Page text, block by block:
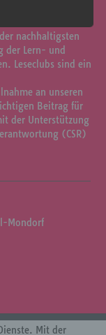
nachhaltigsten
der Lern- und
Leseclubs sind ein
an unseren
Beitrag für
der Unterstützung
(CSR)
Mondorf
Mit der
Person
auf
an
die
(DS-GVO)
sein. Um
verwendeten
die sich